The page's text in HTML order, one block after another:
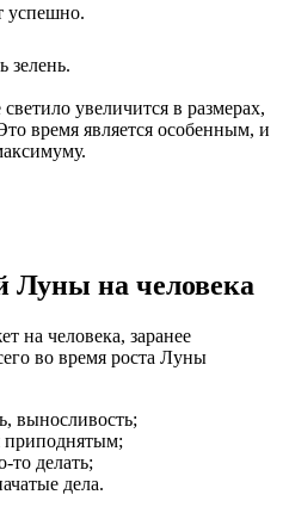
успешно.
зелень.
увеличится в размерах,
время является особенным, и
Луны на человека
на человека, заранее
во время роста Луны
выносливость;
приподнятым;
то делать;
дела.